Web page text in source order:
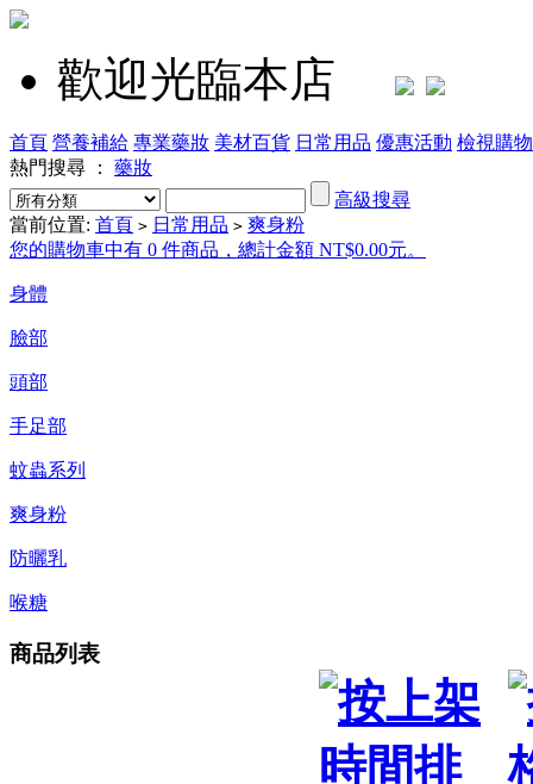
歡迎光臨本店
首頁 營養補給 專業藥妝 美材百貨 日常用品 優惠活動 檢視購
熱門搜尋 ： 藥妝
高級搜尋
當前位置: 首頁 > 日常用品 > 爽身粉
您的購物車中有 0 件商品，總計金額 NT$0.00元。
身體
臉部
頭部
手足部
蚊蟲系列
爽身粉
防曬乳
喉糖
商品列表